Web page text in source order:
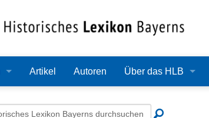
Artikel Autoren Über das HLB